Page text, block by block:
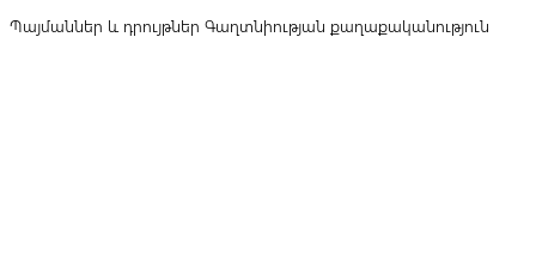
Պայմաններ և դրույթներ Գաղտնիության քաղաքականություն